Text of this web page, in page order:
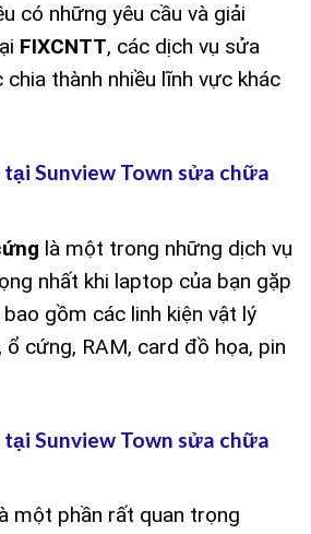
có những yêu cầu và giải
FIXCNTT, các dịch vụ sửa
thành nhiều lĩnh vực khác
Sunview Town sửa chữa
là một trong những dịch vụ
nhất khi laptop của bạn gặp
gồm các linh kiện vật lý
cứng, RAM, card đồ họa, pin
Sunview Town sửa chữa
một phần rất quan trọng